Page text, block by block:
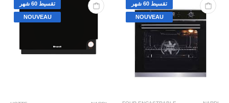
تقسيط 60 شهر
NOUVEAU
تقسيط 60 شهر
NOUVEAU